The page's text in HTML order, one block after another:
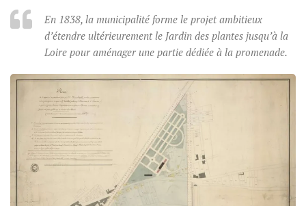
En 1838, la municipalité forme le projet ambitieux
d’étendre ultérieurement le Jardin des plantes jusqu’à la
Loire pour aménager une partie dédiée à la promenade.